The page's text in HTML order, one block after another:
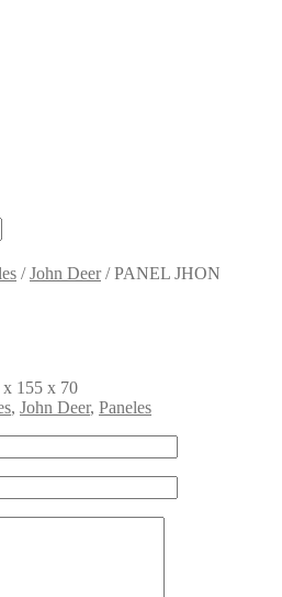
/John Deer/PANEL JHON
155 x 70
, John Deer, Paneles